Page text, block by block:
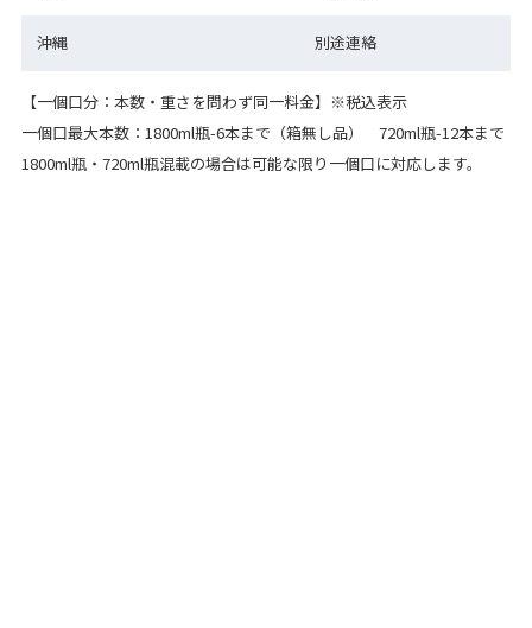
沖縄 別途連絡
【一個口分：本数・重さを問わず同一料金】※税込表示
一個口最大本数：1800ml瓶-6本まで（箱無し品） 720ml瓶-12本まで
1800ml瓶・720ml瓶混載の場合は可能な限り一個口に対応します。